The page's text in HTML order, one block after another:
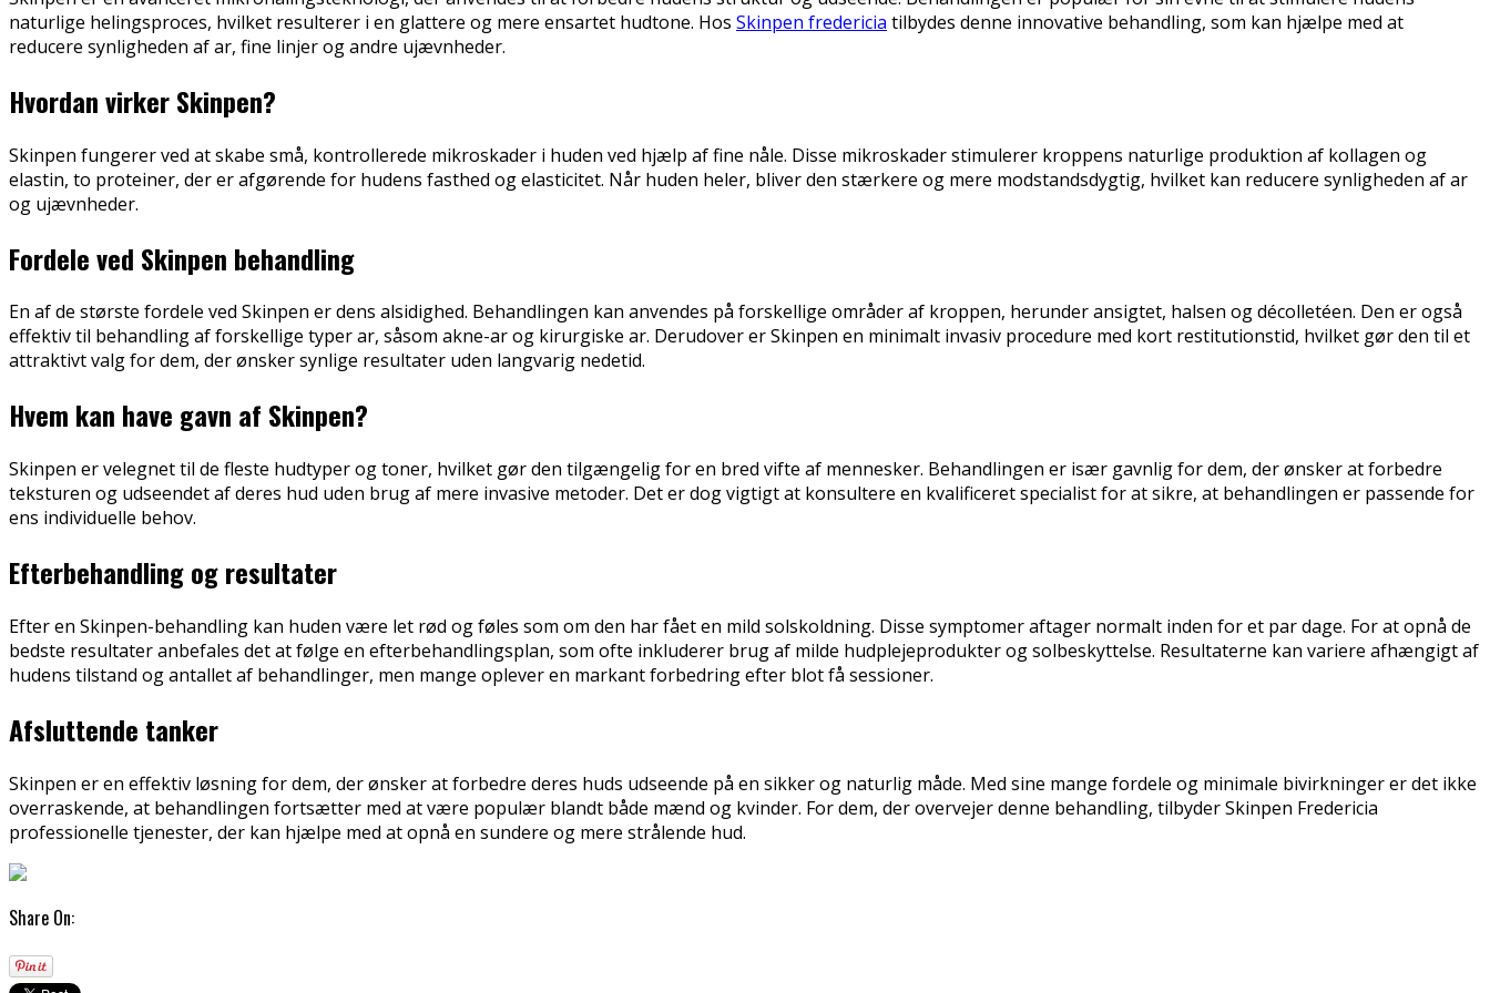
naturlige helingsproces, hvilket resulterer i en glattere og mere ensartet hudtone. Hos Skinpen fredericia tilbydes denne innovative behandling, som kan hjælpe med at
reducere synligheden af ar, fine linjer og andre ujævnheder.
Hvordan virker Skinpen?
Skinpen fungerer ved at skabe små, kontrollerede mikroskader i huden ved hjælp af fine nåle. Disse mikroskader stimulerer kroppens naturlige produktion af kollagen og
elastin, to proteiner, der er afgørende for hudens fasthed og elasticitet. Når huden heler, bliver den stærkere og mere modstandsdygtig, hvilket kan reducere synligheden af ar
og ujævnheder.
Fordele ved Skinpen behandling
En af de største fordele ved Skinpen er dens alsidighed. Behandlingen kan anvendes på forskellige områder af kroppen, herunder ansigtet, halsen og décolletéen. Den er også
effektiv til behandling af forskellige typer ar, såsom akne-ar og kirurgiske ar. Derudover er Skinpen en minimalt invasiv procedure med kort restitutionstid, hvilket gør den til et
attraktivt valg for dem, der ønsker synlige resultater uden langvarig nedetid.
Hvem kan have gavn af Skinpen?
Skinpen er velegnet til de fleste hudtyper og toner, hvilket gør den tilgængelig for en bred vifte af mennesker. Behandlingen er især gavnlig for dem, der ønsker at forbedre
teksturen og udseendet af deres hud uden brug af mere invasive metoder. Det er dog vigtigt at konsultere en kvalificeret specialist for at sikre, at behandlingen er passende for
ens individuelle behov.
Efterbehandling og resultater
Efter en Skinpen-behandling kan huden være let rød og føles som om den har fået en mild solskoldning. Disse symptomer aftager normalt inden for et par dage. For at opnå de
bedste resultater anbefales det at følge en efterbehandlingsplan, som ofte inkluderer brug af milde hudplejeprodukter og solbeskyttelse. Resultaterne kan variere afhængigt af
hudens tilstand og antallet af behandlinger, men mange oplever en markant forbedring efter blot få sessioner.
Afsluttende tanker
Skinpen er en effektiv løsning for dem, der ønsker at forbedre deres huds udseende på en sikker og naturlig måde. Med sine mange fordele og minimale bivirkninger er det ikke
overraskende, at behandlingen fortsætter med at være populær blandt både mænd og kvinder. For dem, der overvejer denne behandling, tilbyder Skinpen Fredericia
professionelle tjenester, der kan hjælpe med at opnå en sundere og mere strålende hud.
Share On: